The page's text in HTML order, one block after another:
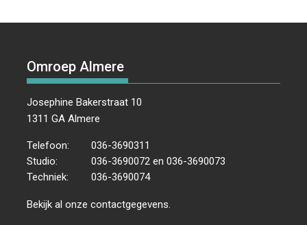
Omroep Almere
Josephine Bakerstraat 10
1311 GA Almere
Telefoon:
036-3690311
Studio:
036-3690072 en 036-3690073
Techniek:
036-3690074
Bekijk al onzecontactgegevens.